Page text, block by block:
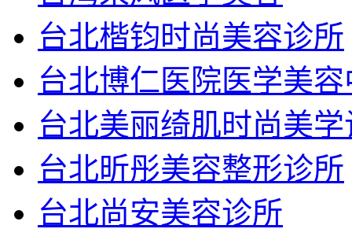
台北楷钧时尚美容诊所
台北博仁医院医学美
台北美丽绮肌时尚美
台北昕彤美容整形诊所
台北尚安美容诊所